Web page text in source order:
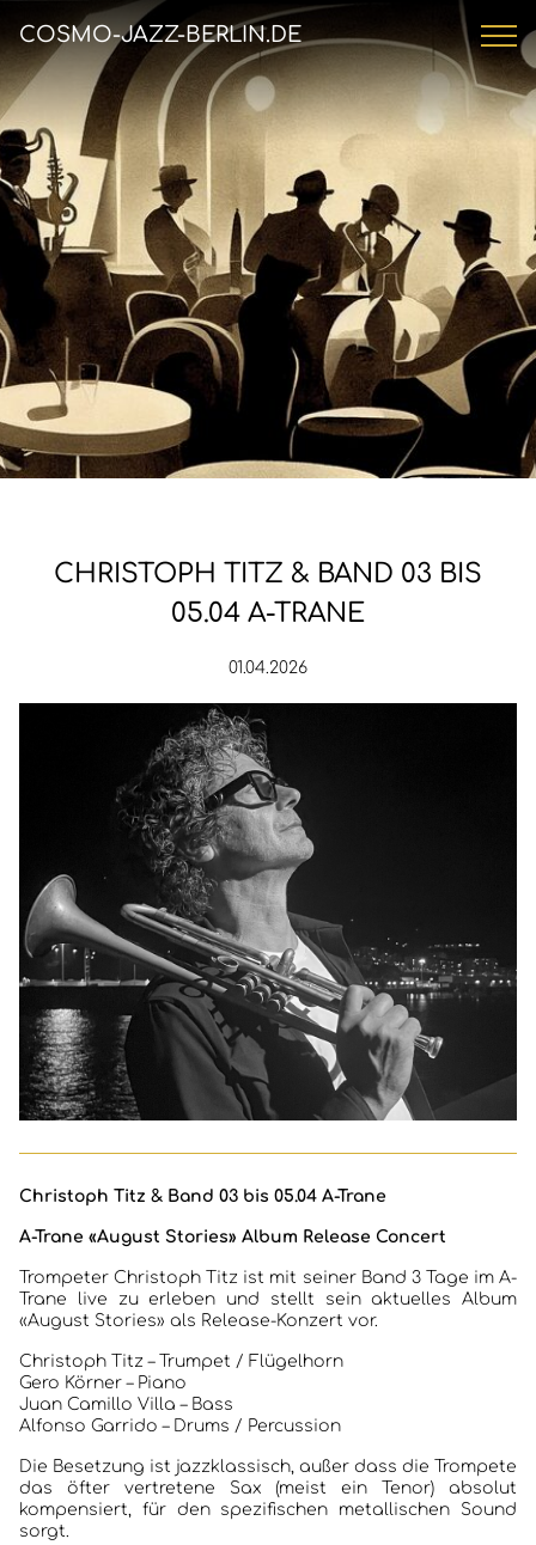
COSMO-JAZZ-BERLIN.DE
CHRISTOPH TITZ & BAND 03 BIS
05.04 A-TRANE
01.04.2026
Christoph Titz & Band 03 bis 05.04 A-Trane
A-Trane «August Stories» Album Release Concert
Trompeter Christoph Titz ist mit seiner Band 3 Tage im A-
Trane live zu erleben und stellt sein aktuelles Album
«August Stories» als Release-Konzert vor.
Christoph Titz – Trumpet / Flügelhorn
Gero Körner – Piano
Juan Camillo Villa – Bass
Alfonso Garrido – Drums / Percussion
Die Besetzung ist jazzklassisch, außer dass die Trompete
das öfter vertretene Sax (meist ein Tenor) absolut
kompensiert, für den spezifischen metallischen Sound
sorgt.